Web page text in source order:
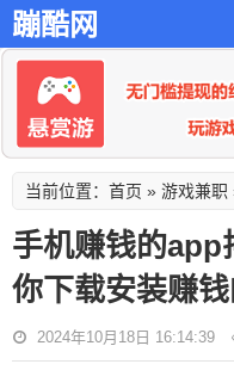
蹦酷网
当前位置： 首页 » 游戏兼职
手机赚钱的app
你下载安装赚
2024年10月18日 16:14:39